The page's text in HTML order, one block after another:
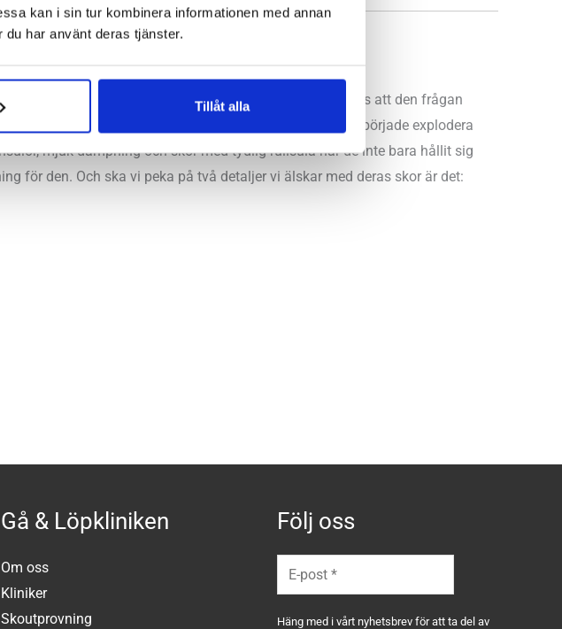
kan i sin tur kombinera informationen med annan
har använt deras tjänster.
Tillåt alla
Föga anade de två fransmännen Jean-Luc och Nicolas att den frågan
veva som barfotatrenden och minimalistiska skor började explodera
mjuk dämpning och skor med tydlig rullsula har de inte bara hållit sig
för den. Och ska vi peka på två detaljer vi älskar med deras skor är det:
Gå & Löpkliniken
Om oss
Kliniker
Skoutprovning
Följ oss
Häng med i vårt nyhetsbrev för att ta del av